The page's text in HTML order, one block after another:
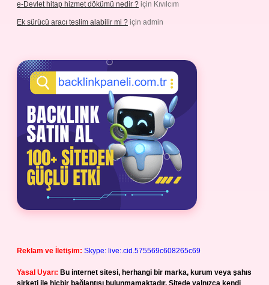
e-Devlet hitap hizmet dökümü nedir ? için Kıvılcım
Ek sürücü aracı teslim alabilir mi ? için admin
Reklam ve İletişim: Skype: live:.cid.575569c608265c69
Yasal Uyarı: Bu internet sitesi, herhangi bir marka, kurum veya şahıs
şirketi ile hiçbir bağlantısı bulunmamaktadır. Sitede yalnızca kendi